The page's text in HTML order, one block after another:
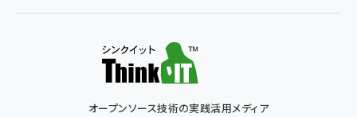
オープンソース技術の実践活用メディア